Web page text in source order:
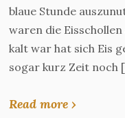
blaue Stunde
waren die
kalt war hat sich Eis
sogar kurz Zeit noch
Read more ›